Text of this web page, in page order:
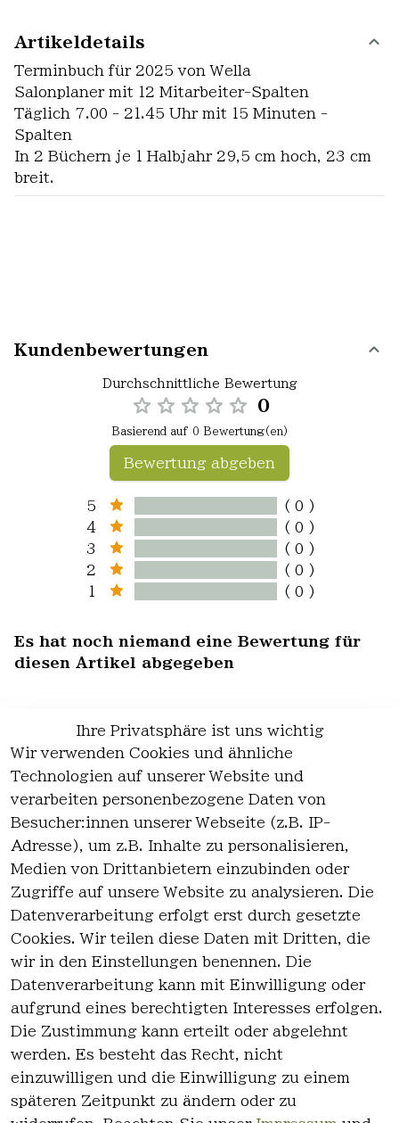
Artikeldetails
Terminbuch für 2025 von Wella
Salonplaner mit 12 Mitarbeiter-Spalten
Täglich 7.00 - 21.45 Uhr mit 15 Minuten -
Spalten
In 2 Büchern je 1 Halbjahr 29,5 cm hoch, 23 cm
breit.
Kundenbewertungen
Durchschnittliche Bewertung
0
Basierend auf 0 Bewertung(en)
Bewertung abgeben
5
( 0 )
4
( 0 )
3
( 0 )
2
( 0 )
1
( 0 )
Es hat noch niemand eine Bewertung für
diesen Artikel abgegeben
EU-Verantwortliche Person - klicken Sie
für Details
Ihre Privatsphäre ist uns wichtig
Wir verwenden Cookies und ähnliche
Technologien auf unserer Website und
verarbeiten personenbezogene Daten von
Besucher:innen unserer Webseite (z.B. IP-
Adresse), um z.B. Inhalte zu personalisieren,
Medien von Drittanbietern einzubinden oder
Zugriffe auf unsere Website zu analysieren. Die
Datenverarbeitung erfolgt erst durch gesetzte
Cookies. Wir teilen diese Daten mit Dritten, die
wir in den Einstellungen benennen. Die
Datenverarbeitung kann mit Einwilligung oder
aufgrund eines berechtigten Interesses erfolgen.
Die Zustimmung kann erteilt oder abgelehnt
werden. Es besteht das Recht, nicht
einzuwilligen und die Einwilligung zu einem
späteren Zeitpunkt zu ändern oder zu
es
AGB
Datenschutz
Widerrufsre
Kontakt
Kontakt
Registrieren